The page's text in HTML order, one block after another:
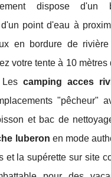
dispose d'un
point d'eau à
en bordure de
votre tente à 10 mètres
camping acces
"pêcheur"
et bac de
luberon en mode
et la supérette sur site